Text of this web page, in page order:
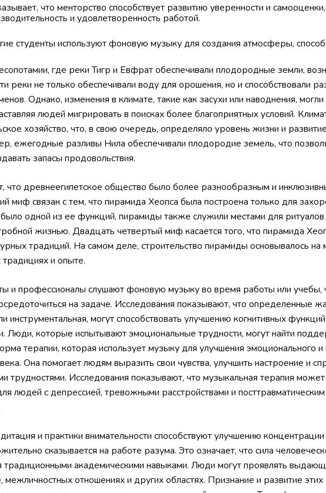
что менторство способствует развитию уверенности и
и удовлетворенность работой.
студенты используют фоновую музыку для создания атмосферы,
где реки Тигр и Евфрат обеспечивали плодородные земли,
реки не только обеспечивали воду для орошения, но и способствовали
Однако, изменения в климате, такие как засухи или наводнения,
людей мигрировать в поисках более благоприятных условий.
хозяйство, что, в свою очередь, определяло уровень жизни и
ежегодные разливы Нила обеспечивали плодородие земель, что
запасы продовольствия.
что древнеегипетское общество было более разнообразным и
миф связан с тем, что пирамида Хеопса была построена только для
одной из ее функций, пирамиды также служили местами для ритуалов
жизнью. Двадцать четвертый миф касается того, что пирамида
традиций. На самом деле, строительство пирамиды основывалось на
и опыте.
и профессионалы слушают фоновую музыку во время работы или учебы,
на задаче. Исследования показывают, что определенные
инструментальная, могут способствовать улучшению когнитивных
Люди, которые испытывают эмоциональные трудности, могут найти
терапии, которая использует музыку для улучшения эмоционального и
Она помогает людям выразить свои чувства, улучшить настроение и
трудностями. Исследования показывают, что музыкальная терапия
людей с депрессией, тревожными расстройствами и
и практики внимательности способствуют улучшению
сказывается на работе разума. Это означает, что сила
традиционными академическими навыками. Люди могут проявлять
межличностных отношениях и других областях. Признание и развитие